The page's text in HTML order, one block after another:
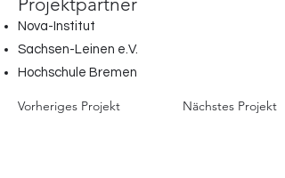
Nova-Institut
Sachsen-Leinen e.V.
Hochschule Bremen
Vorheriges Projekt Nächstes Projekt